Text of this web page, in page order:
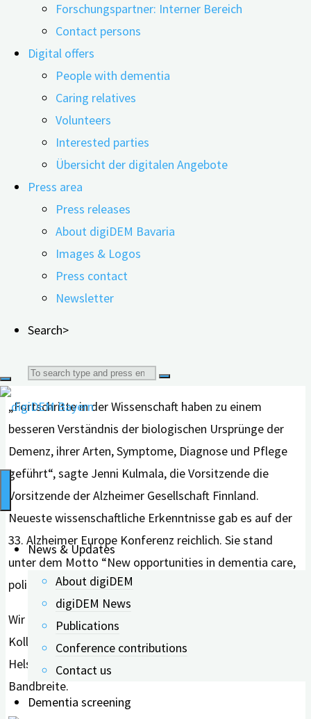
Forschungspartner: Interner Bereich
Contact persons
Digital offers
People with dementia
Caring relatives
Volunteers
Interested parties
Übersicht der digitalen Angebote
Press area
Press releases
About digiDEM Bavaria
Images & Logos
Press contact
Newsletter
Search>
Search
for:
News & Updates
About digiDEM
digiDEM News
Publications
Conference contributions
Contact us
Dementia screening
Alzheimer Europe Conference in Helsinki stellten
die digiDEM Bayern-Wissenschaftler*innen ihre
neuesten Forschungsergebnisse einem großen
Publikum vor.
Blick in den vollbesetzten Konferenzzsaal des
Messezentrums in Helsinki. Foto: digiDEM Bayern /
Ilona Hörath
Sehen, zuhören, austauschen: Mehr als 1.100 Menschen
aus 48 Ländern besuchten die 33. Alzheimer Europe
Conference, die von 16. bis 19. Oktober in Helsinki
(Finnland) stattfand. Unter den teilnehmenden
66 Betreuende.
„Fortschritte in der Wissenschaft haben zu einem
besseren Verständnis der biologischen Ursprünge der
Demenz, ihrer Arten, Symptome, Diagnose und Pflege
geführt“, sagte Jenni Kulmala, die Vorsitzende die
Vorsitzende der Alzheimer Gesellschaft Finnland.
Neueste wissenschaftliche Erkenntnisse gab es auf der
33. Alzheimer Europe Konferenz reichlich. Sie stand
unter dem Motto “New opportunities in dementia care,
policy and research”.
Wir von digiDEM Bayern freuen uns, dass unsere
Kolleg*innen ihre aktuellen Forschungsergebnisse in
Helsinki präsentiert haben – und dies in großer
Bandbreite.